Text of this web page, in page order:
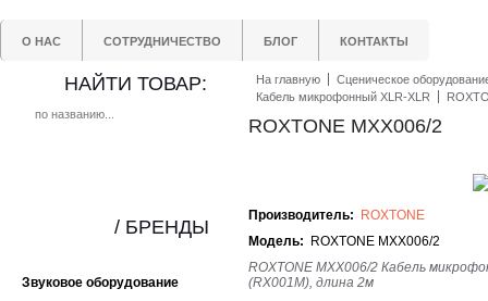
О НАС СОТРУДНИЧЕСТВО БЛОГ КОНТАКТЫ
НАЙТИ ТОВАР:
Звуковое оборудование
/ БРЕНДЫ
На главную
Сценическое
Кабель микрофонный XLR-XLR
ROXTONE MXX006/2
Производитель:
ROXTONE
Модель: ROXTONE MXX006/2
ROXTONE MXX006/2 Кабель
(RX001M), длина 2м